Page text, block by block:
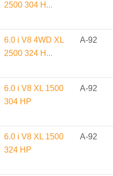
2500 304 H...
6.0 i V8 4WD XL
2500 324 H...
A-92
6.0 i V8 XL 1500
304 HP
A-92
6.0 i V8 XL 1500
324 HP
A-92